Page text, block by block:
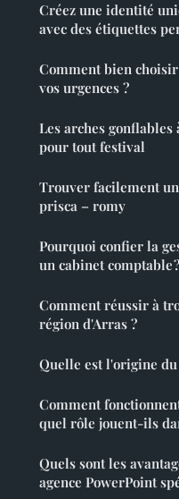
Créez une identité
avec des étiquettes
Comment bien
vos urgences ?
Les arches
pour tout festival
Trouver facilement
prisca – romy
Pourquoi confier la
un cabinet comptable ?
Comment réussir à
région d'Arras ?
Quelle est l'origine du
Comment
quel rôle jouent-ils
Quels sont les
agence PowerPoint